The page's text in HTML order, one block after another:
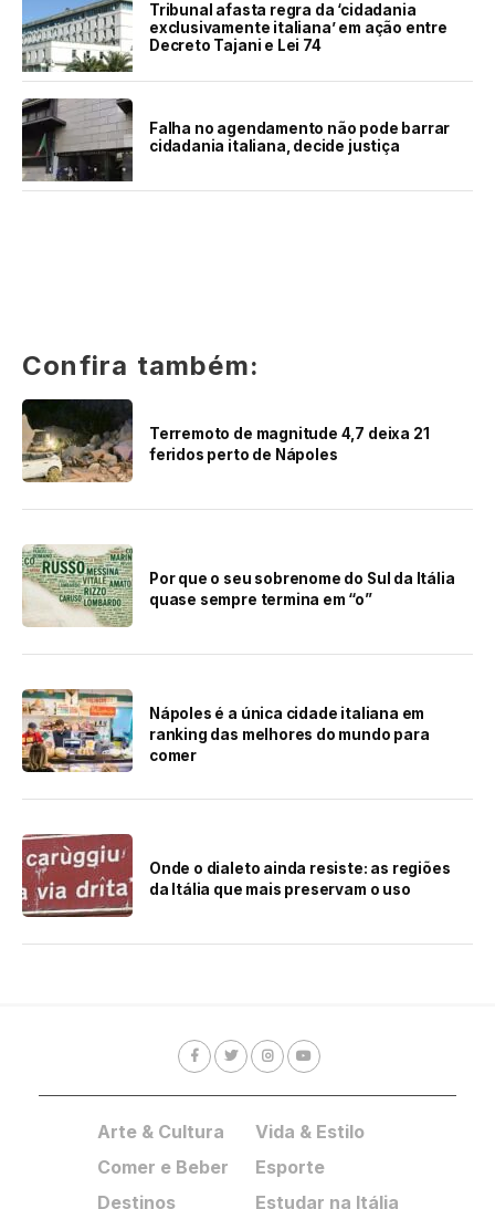
Tribunal afasta regra da ‘cidadania
exclusivamente italiana’ em ação entre
Decreto Tajani e Lei 74
Falha no agendamento não pode barrar
cidadania italiana, decide justiça
Confira também:
Terremoto de magnitude 4,7 deixa 21
feridos perto de Nápoles
Por que o seu sobrenome do Sul da Itália
quase sempre termina em “o”
Nápoles é a única cidade italiana em
ranking das melhores do mundo para
comer
Onde o dialeto ainda resiste: as regiões
da Itália que mais preservam o uso
Arte & Cultura
Comer e Beber
Destinos
Vida & Estilo
Esporte
Estudar na Itália